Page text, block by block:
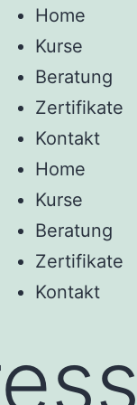
Home
Kurse
Beratung
Zertifikate
Kontakt
Home
Kurse
Beratung
Zertifikate
Kontakt